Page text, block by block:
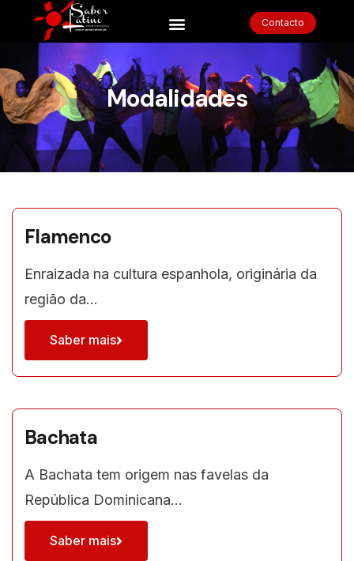
Contacto
Modalidades
Flamenco
Enraizada na cultura espanhola, originária da
região da…
Saber mais
Bachata
A Bachata tem origem nas favelas da
República Dominicana…
Saber mais